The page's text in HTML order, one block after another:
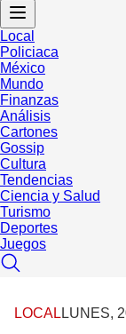
Local
Policiaca
México
Mundo
Finanzas
Análisis
Cartones
Gossip
Cultura
Tendencias
Ciencia y Salud
Turismo
Deportes
Juegos
LOCAL LUNES,